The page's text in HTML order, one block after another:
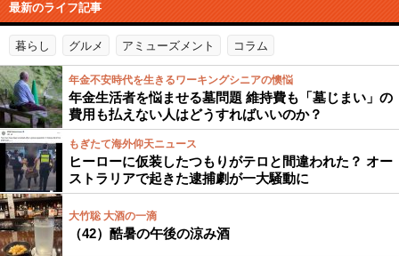
最新のライフ記事
暮らし グルメ アミューズメント コラム
年金不安時代を生きるワーキングシニアの懊悩
年金生活者を悩ませる墓問題 維持費も「墓じまい」の
費用も払えない人はどうすればいいのか？
もぎたて海外仰天ニュース
ヒーローに仮装したつもりがテロと間違われた？ オー
ストラリアで起きた逮捕劇が一大騒動に
大竹聡 大酒の一滴
（42）酷暑の午後の涼み酒